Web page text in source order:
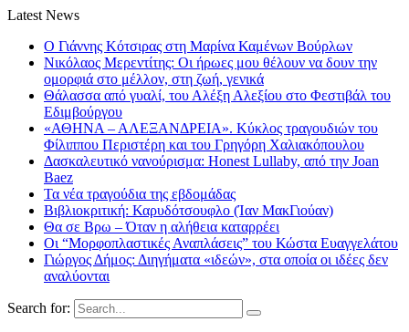
Latest News
Ο Γιάννης Κότσιρας στη Μαρίνα Καμένων Βούρλων
Νικόλαος Μερεντίτης: Οι ήρωες μου θέλουν να δουν την
ομορφιά στο μέλλον, στη ζωή, γενικά
Θάλασσα από γυαλί, του Αλέξη Αλεξίου στο Φεστιβάλ του
Εδιμβούργου
«ΑΘΗΝΑ – ΑΛΕΞΑΝΔΡΕΙΑ». Κύκλος τραγουδιών του
Φίλιππου Περιστέρη και του Γρηγόρη Χαλιακόπουλου
Δασκαλευτικό νανούρισμα: Honest Lullaby, από την Joan
Baez
Τα νέα τραγούδια της εβδομάδας
Βιβλιοκριτική: Καρυδότσουφλο (Ίαν ΜακΓιούαν)
Θα σε Βρω – Όταν η αλήθεια καταρρέει
Οι “Μορφοπλαστικές Αναπλάσεις” του Κώστα Ευαγγελάτου
Γιώργος Δήμος: Διηγήματα «ιδεών», στα οποία οι ιδέες δεν
αναλύονται
Search for: